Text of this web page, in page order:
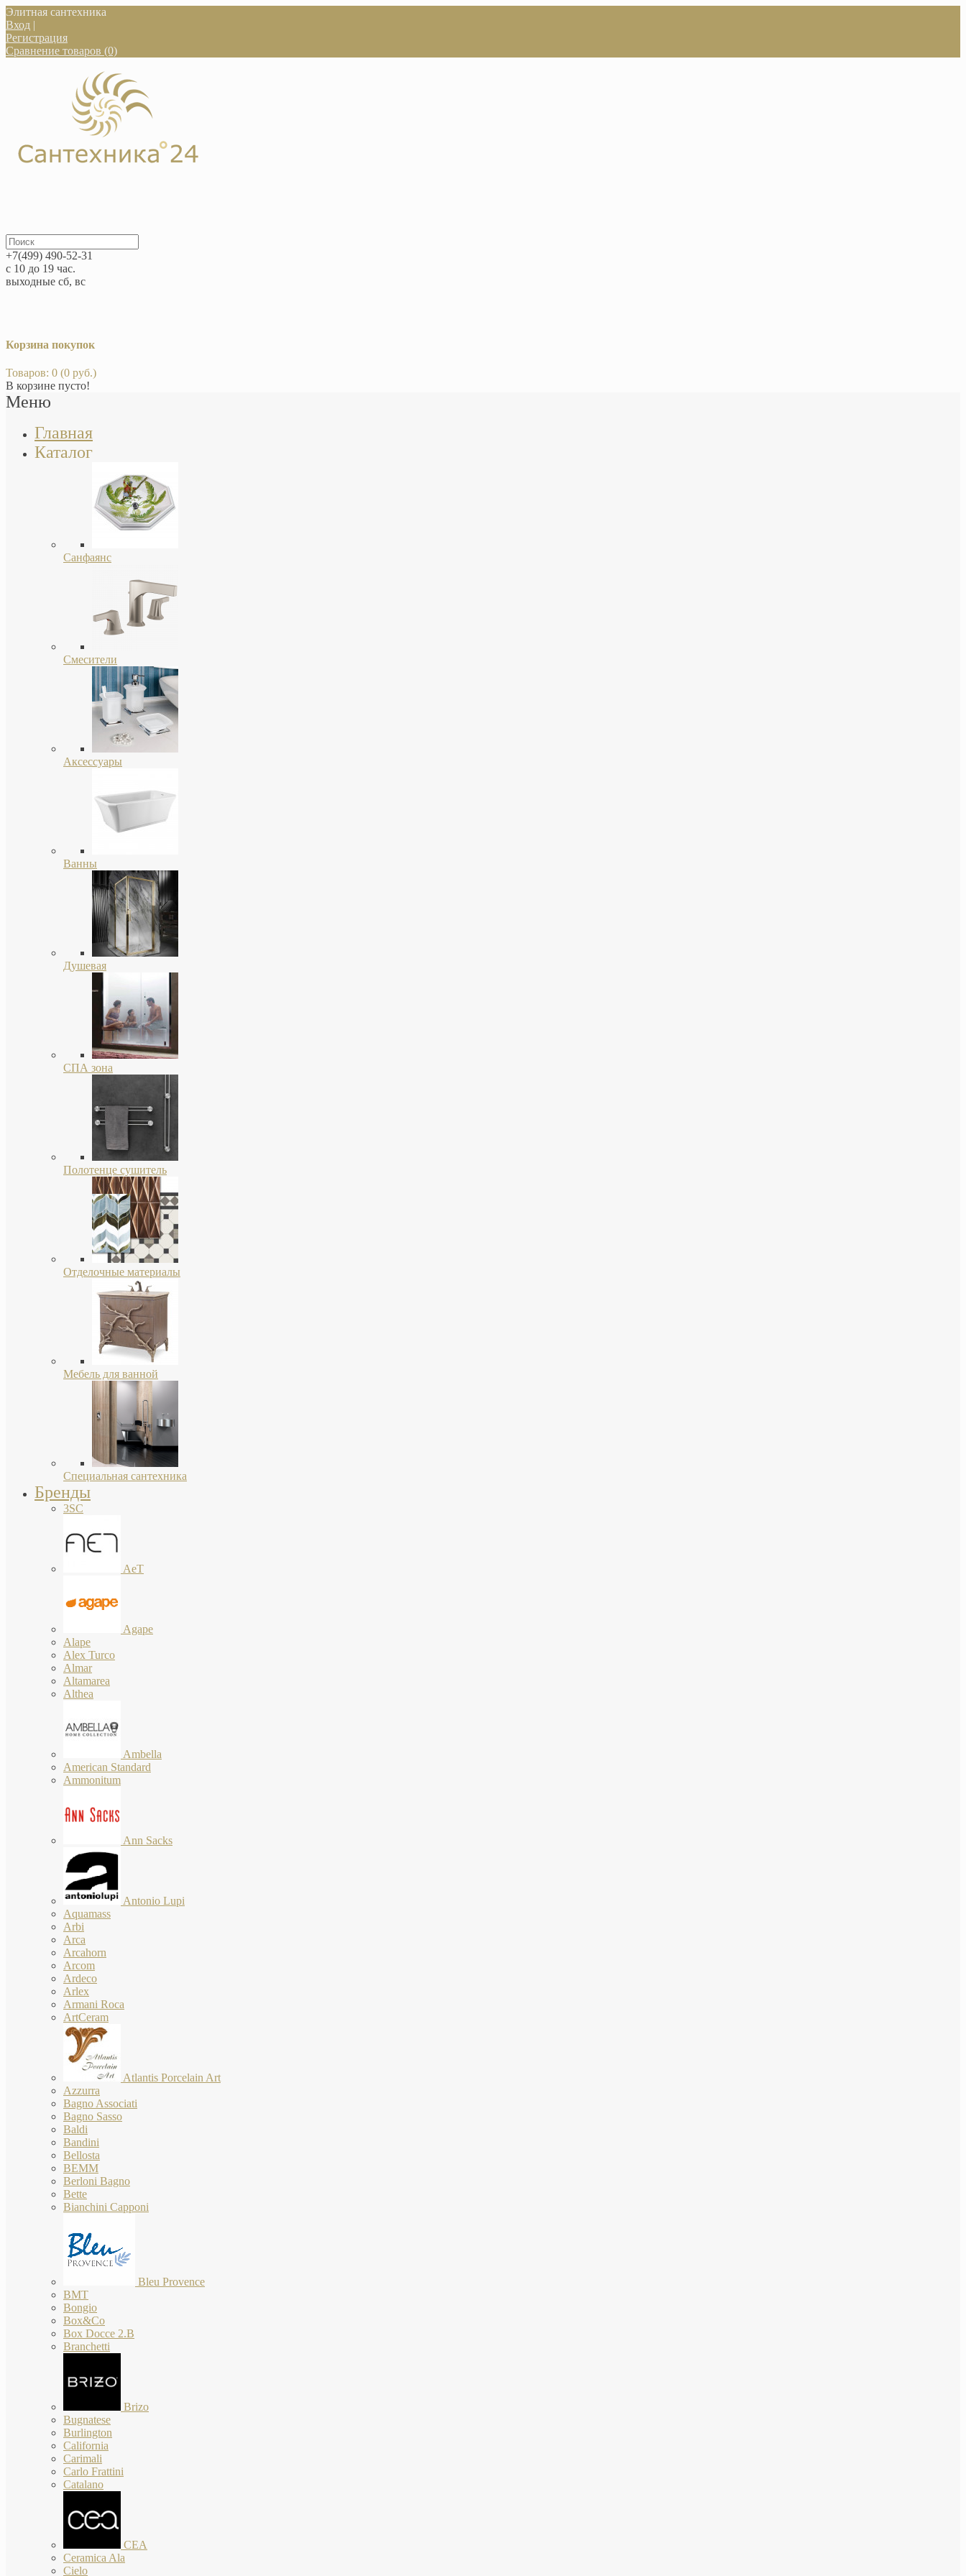
Элитная сантехника
Вход |
Регистрация
Сравнение товаров (0)
+7(499) 490-52-31
с 10 до 19 час.
выходные сб, вс
Корзина покупок
Товаров: 0 (0 руб.)
В корзине пусто!
Меню
Главная
Каталог
Санфаянс
Смесители
Аксессуары
Ванны
Душевая
СПА зона
Полотенце сушитель
Отделочные материалы
Мебель для ванной
Специальная сантехника
Бренды
3SC
AeT
Agape
Alape
Alex Turco
Almar
Altamarea
Althea
Ambella
American Standard
Ammonitum
Ann Sacks
Antonio Lupi
Aquamass
Arbi
Arca
Arcahorn
Arcom
Ardeco
Arlex
Armani Roca
ArtCeram
Atlantis Porcelain Art
Azzurra
Bagno Associati
Bagno Sasso
Baldi
Bandini
Bellosta
BEMM
Berloni Bagno
Bette
Bianchini Capponi
Bleu Provence
BMT
Bongio
Box&Co
Box Docce 2.B
Branchetti
Brizo
Bugnatese
Burlington
California
Carimali
Carlo Frattini
Catalano
CEA
Ceramica Ala
Cielo